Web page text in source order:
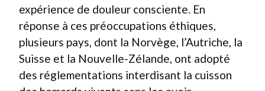
expérience de douleur consciente. En
réponse à ces préoccupations éthiques,
plusieurs pays, dont la Norvège, l’Autriche, la
Suisse et la Nouvelle-Zélande, ont adopté
des réglementations interdisant la cuisson